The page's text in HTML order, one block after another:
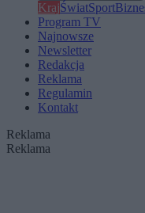
KrajŚwiatSport
Program TV
Najnowsze
Newsletter
Redakcja
Reklama
Regulamin
Kontakt
Reklama
Reklama